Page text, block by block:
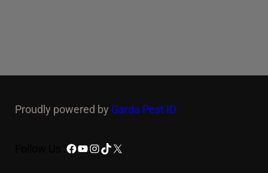
Proudly powered by Garda Pest ID
Facebook
YouTube
Instagram
TikTok
X